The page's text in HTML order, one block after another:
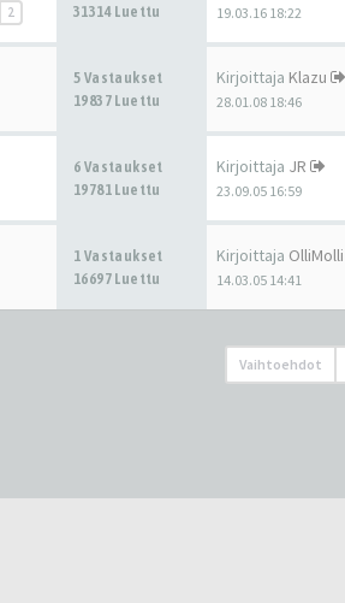
2
31314 Luettu
19.03.16 18:22
5 Vastaukset
19837 Luettu
Kirjoittaja Klazu
28.01.08 18:46
6 Vastaukset
19781 Luettu
Kirjoittaja JR
23.09.05 16:59
1 Vastaukset
16697 Luettu
Kirjoittaja OlliMolli
14.03.05 14:41
Vaihtoehdot